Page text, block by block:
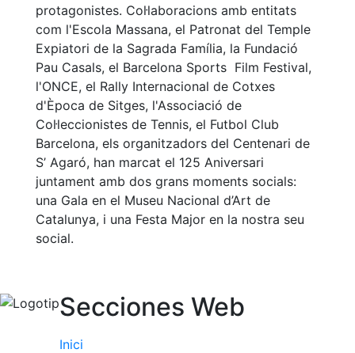
protagonistes. Col·laboracions amb entitats
com l'Escola Massana, el Patronat del Temple
Expiatori de la Sagrada Família, la Fundació
Pau Casals, el Barcelona Sports Film Festival,
l'ONCE, el Rally Internacional de Cotxes
d'Època de Sitges, l'Associació de
Col·leccionistes de Tennis, el Futbol Club
Barcelona, els organitzadors del Centenari de
S’ Agaró, han marcat el 125 Aniversari
juntament amb dos grans moments socials:
una Gala en el Museu Nacional d’Art de
Catalunya, i una Festa Major en la nostra seu
social.
Secciones Web
Inici